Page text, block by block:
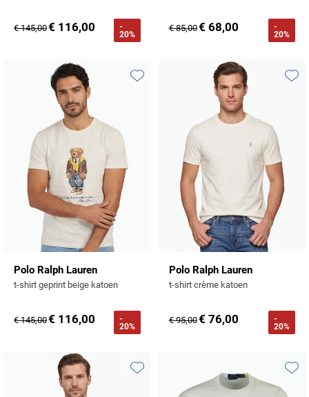
€ 145,00€ 116,00
-
20%
€ 85,00€ 68,00
-
20%
Polo Ralph Lauren
t-shirt geprint beige katoen
€ 145,00€ 116,00
-
20%
Toevoegen aan favorieten
Polo Ralph Lauren
t-shirt crème katoen
€ 95,00€ 76,00
-
20%
Toevoegen aan favorieten